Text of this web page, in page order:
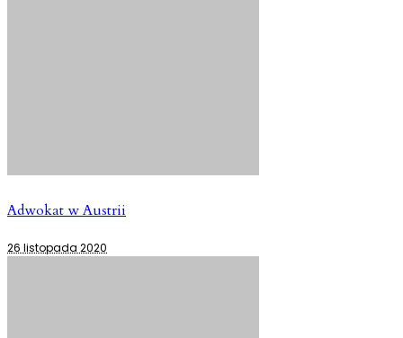
Adwokat w Austrii
26 listopada 2020